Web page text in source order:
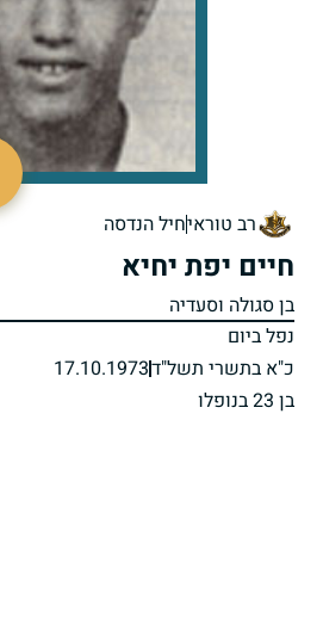
רב טוראיחיל הנדסה
חיים יפת יחיא
בן סגולה וסעדיה
נפל ביום
כ"א בתשרי תשל"ד17.10.1973
בן 23 בנופלו